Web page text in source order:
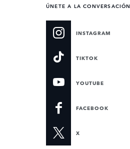
ÚNETE A LA CONVERSACIÓN
INSTAGRAM
TIKTOK
YOUTUBE
FACEBOOK
X